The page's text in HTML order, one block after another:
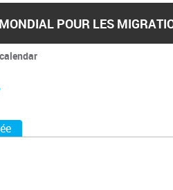
POUR LES